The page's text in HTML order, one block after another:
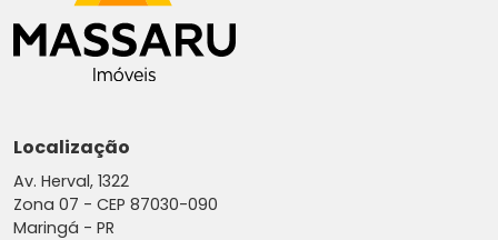
Localização
Av. Herval, 1322
Zona 07 - CEP 87030-090
Maringá - PR